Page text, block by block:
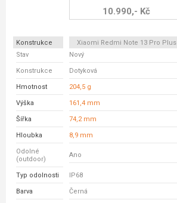
10.990,- Kč
Konstrukce Xiaomi Redmi Note 13 Pro Plus
Stav
Nový
Konstrukce Dotyková
Hmotnost 204,5 g
Výška 161,4 mm
Šířka 74,2 mm
Hloubka 8,9 mm
Odolné
(outdoor)
Ano
Typ odolnosti IP68
Barva Černá